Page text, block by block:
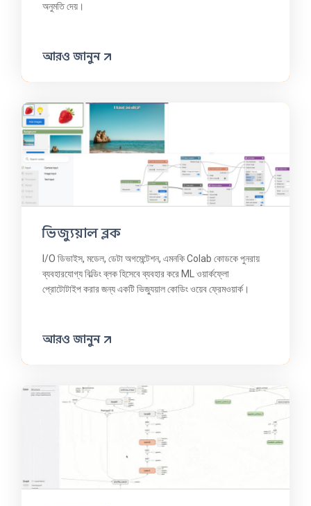
অনুমতি দেয়।
আরও জানুন
ভিজ্যুয়াল ব্লক
I/O ডিভাইস, মডেল, ডেটা অগমেন্টেশন, এমনকি Colab কোডকে পুনরায়
ব্যবহারযোগ্য বিল্ডিং ব্লক হিসেবে ব্যবহার করে ML ওয়ার্কফ্লো
প্রোটোটাইপ করার জন্য একটি ভিজ্যুয়াল কোডিং ওয়েব ফ্রেমওয়ার্ক।
আরও জানুন